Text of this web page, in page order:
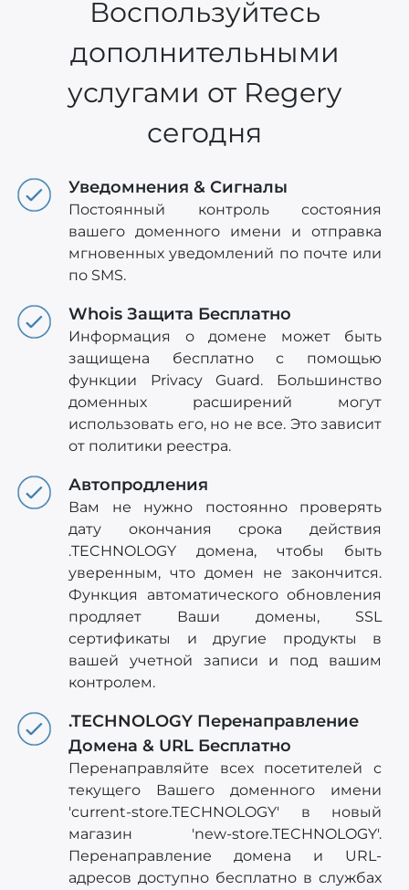
Воспользуйтесь
дополнительными
услугами от Regery
сегодня
Уведомнения & Сигналы
Постоянный контроль состояния
вашего доменного имени и отправка
мгновенных уведомлений по почте или
по SMS.
Whois Защита Бесплатно
Информация о домене может быть
защищена бесплатно с помощью
функции Privacy Guard. Большинство
доменных расширений могут
использовать его, но не все. Это зависит
от политики реестра.
Автопродления
Вам не нужно постоянно проверять
дату окончания срока действия
.TECHNOLOGY домена, чтобы быть
уверенным, что домен не закончится.
Функция автоматического обновления
продляет Ваши домены, SSL
сертификаты и другие продукты в
вашей учетной записи и под вашим
контролем.
.TECHNOLOGY Перенаправление
Домена & URL Бесплатно
Перенаправляйте всех посетителей с
текущего Вашего доменного имени
'current-store.TECHNOLOGY' в новый
магазин 'new-store.TECHNOLOGY'.
Перенаправление домена и URL-
адресов доступно бесплатно в службах